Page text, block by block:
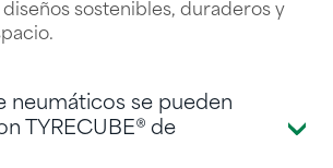
sostenibles, duraderos y
neumáticos se pueden
TYRECUBE® de